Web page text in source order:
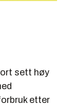
sett høy
etter